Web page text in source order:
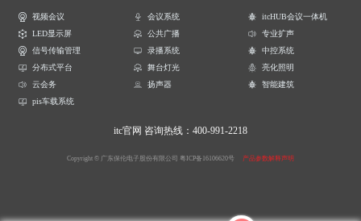
视频会议 会议系统
itcHUB会议一体机
LED显示屏
公共广播
专业扩声
信号传输管理
录播系统
中控系统
分布式平台
舞台灯光
亮化照明
云会务
扬声器
智能建筑
pis车载系统
itc官网 咨询热线：400-991-2218
Copyright © 广东保伦电子股份有限公司 粤ICP备16106620号 产品参数解释声明